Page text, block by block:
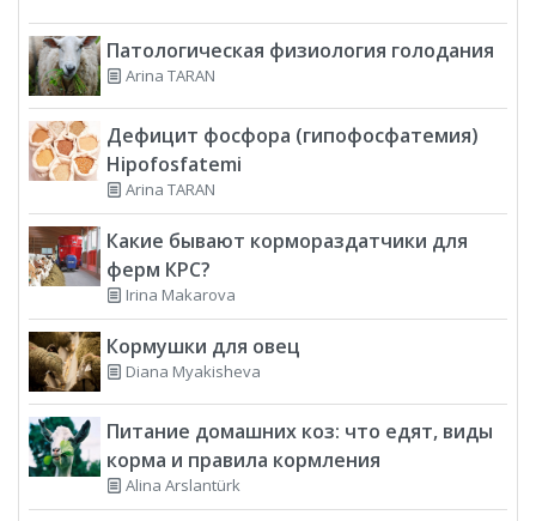
Патологическая физиология голодания
Arina TARAN
Дефицит фосфора (гипофосфатемия)
Hipofosfatemi
Arina TARAN
Какие бывают кормораздатчики для
ферм КРС?
Irina Makarova
Кормушки для овец
Diana Myakisheva
Питание домашних коз: что едят, виды
корма и правила кормления
Alina Arslantürk